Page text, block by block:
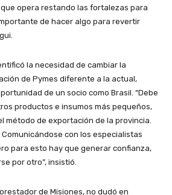
opera restando las fortalezas para
de hacer algo para revertir
la necesidad de cambiar la
de Pymes diferente a la actual,
de un socio como Brasil. “Debe
productos e insumos más pequeños,
método de exportación de la provincia.
con los especialistas
para esto hay que generar confianza,
por otro”, insistió.
de Misiones, no dudó en